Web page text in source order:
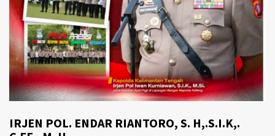
IRJEN POL. ENDAR RIANTORO, S. H,.S.I.K,.